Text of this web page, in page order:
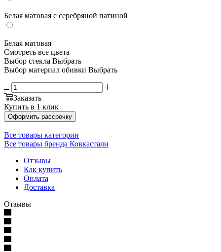
Белая матовая с серебряной патиной
Белая матовая
Смотреть все цвета
Выбор стекла Выбрать
Выбор материал обивки Выбрать
Заказать
Купить в 1 клик
Оформить рассрочку
Все товары категории
Все товары бренда Ковкастали
Отзывы
Как купить
Оплата
Доставка
Отзывы